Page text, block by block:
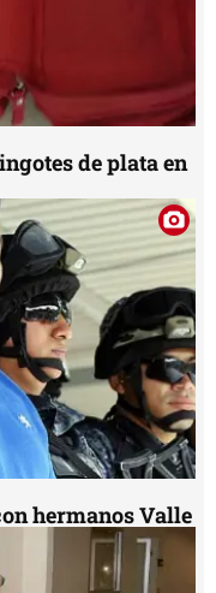
de plata en
hermanos Valle